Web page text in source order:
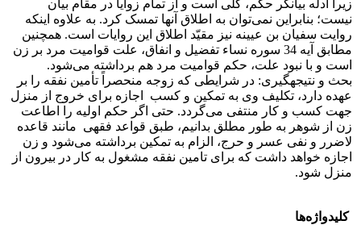
زیرا ادله بیانگر حکم، کلی است و از تمام زوایا در مقام بیان
نیست؛ بنابراین نمی‌توان به اطلاق آنها تمسک کرد. به علاوه اینکه
روایت سفیان بن عیینه نیز مقیّد اطلاق این روایات است. همچنین
مطابق آیه 34 سوره نساء تفضیل و انفاق، علت قوامیت مرد بر زن
است و با نبود علت، حکم قوامیت مرد هم برداشته می‌شود.
بحث و نتیجه­گیری: در شرایطی که زوجه منحصراً تأمین نفقه را بر
عهده دارد، تکلیف وی به تمکین و کسب اجازه برای خروج از منزل
جهت کسب و کار منتفی می‌گردد. حتی اگر حکم اولیه را اطاعت
زن از شوهر به طور مطلق بدانیم، طبق قواعد فقهی مانند قاعده
لاضرر و نفی عسر و حرج، الزام به تمکین برداشته می‌شود و زن
اجازه خواهد داشت که برای تامین نفقه مشغول به کار در بیرون از
منزل شود.
کلیدواژه‌ها